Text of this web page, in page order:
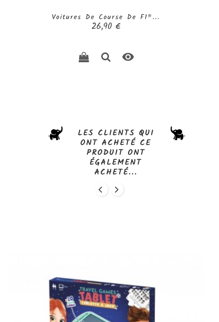
Voitures De Course De F1®...
Prix
26,90 €

LES CLIENTS QUI
ONT ACHETÉ CE
PRODUIT ONT
ÉGALEMENT
ACHETÉ...